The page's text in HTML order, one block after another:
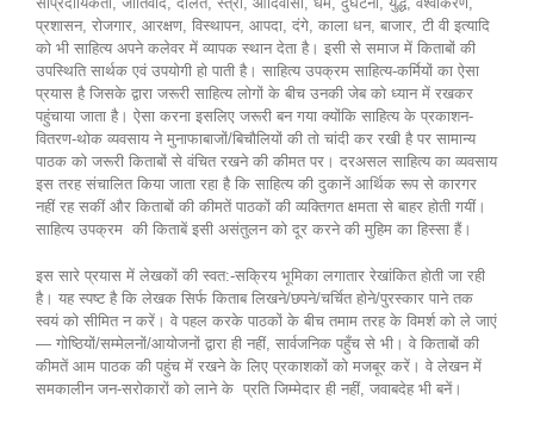
प्रशासन, रोजगार, आरक्षण, विस्थापन, आपदा, दंगे, काला धन, बाजार, टी वी इत्यादि
को भी साहित्य अपने कलेवर में व्यापक स्थान देता है। इसी से समाज में किताबों की
उपस्थिति सार्थक एवं उपयोगी हो पाती है। साहित्य उपक्रम साहित्य-कर्मियों का ऐसा
प्रयास है जिसके द्वारा जरूरी साहित्य लोगों के बीच उनकी जेब को ध्यान में रखकर
पहुंचाया जाता है। ऐसा करना इसलिए जरूरी बन गया क्योंकि साहित्य के प्रकाशन-
वितरण-थोक व्यवसाय ने मुनाफाबाजों/बिचौलियों की तो चांदी कर रखी है पर सामान्य
पाठक को जरूरी किताबों से वंचित रखने की कीमत पर। दरअसल साहित्य का व्यवसाय
इस तरह संचालित किया जाता रहा है कि साहित्य की दुकानें आर्थिक रूप से कारगर
नहीं रह सकीं और किताबों की कीमतें पाठकों की व्यक्तिगत क्षमता से बाहर होती गयीं।
साहित्य उपक्रम की किताबें इसी असंतुलन को दूर करने की मुहिम का हिस्सा हैं।
इस सारे प्रयास में लेखकों की स्वत:-सक्रिय भूमिका लगातार रेखांकित होती जा रही
है। यह स्पष्ट है कि लेखक सिर्फ किताब लिखने/छपने/चर्चित होने/पुरस्कार पाने तक
स्वयं को सीमित न करें। वे पहल करके पाठकों के बीच तमाम तरह के विमर्श को ले जाएं
— गोष्ठियों/सम्मेलनों/आयोजनों द्वारा ही नहीं, सार्वजनिक पहुँच से भी। वे किताबों की
कीमतें आम पाठक की पहुंच में रखने के लिए प्रकाशकों को मजबूर करें। वे लेखन में
समकालीन जन-सरोकारों को लाने के प्रति जिम्मेदार ही नहीं, जवाबदेह भी बनें।